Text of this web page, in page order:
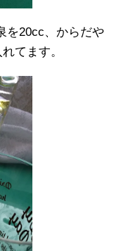
を20cc、からだや
てます。